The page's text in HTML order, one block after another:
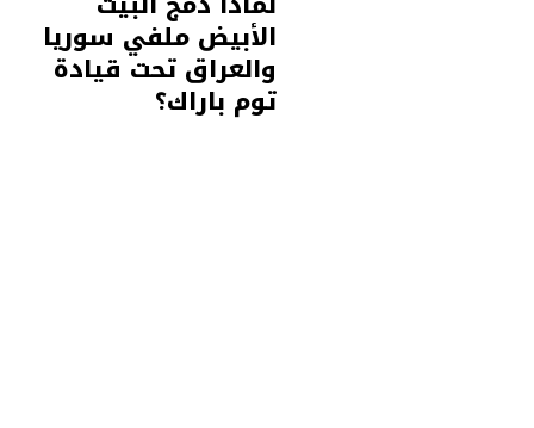
الأبيض ملفي سوريا
والعراق تحت قيادة
توم باراك؟